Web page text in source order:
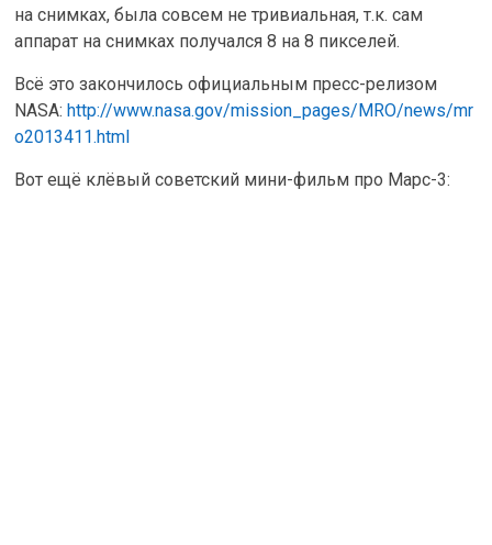
на снимках, была совсем не тривиальная, т.к. сам
аппарат на снимках получался 8 на 8 пикселей.
Всё это закончилось официальным пресс-релизом
NASA:http://www.nasa.gov/mission_pages/MRO/news/mr
o2013411.html
Вот ещё клёвый советский мини-фильм про Марс-3: